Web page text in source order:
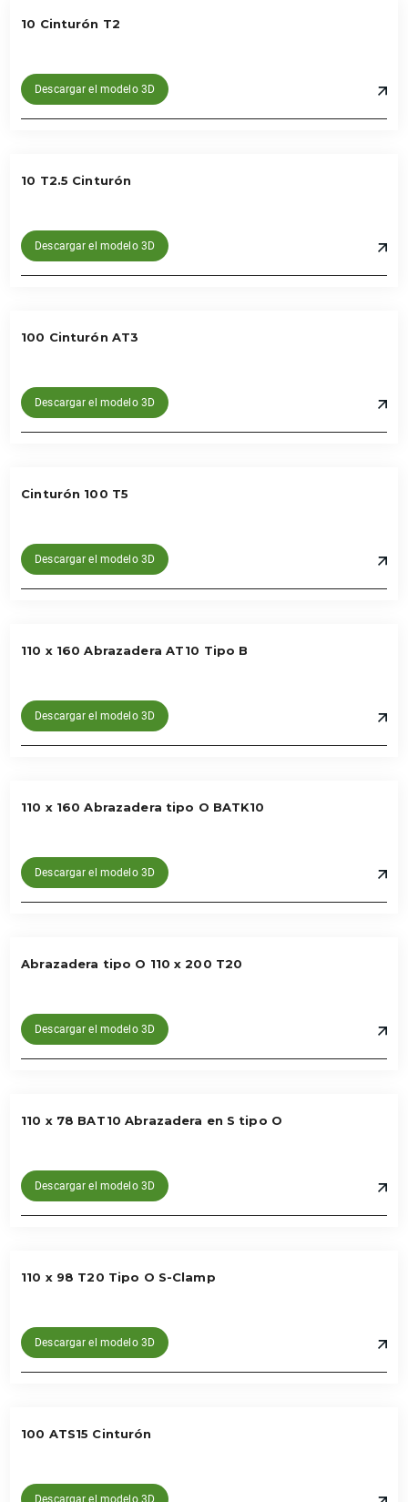
10 Cinturón T2
Descargar el modelo 3D
10 T2.5 Cinturón
Descargar el modelo 3D
100 Cinturón AT3
Descargar el modelo 3D
Cinturón 100 T5
Descargar el modelo 3D
110 x 160 Abrazadera AT10 Tipo B
Descargar el modelo 3D
110 x 160 Abrazadera tipo O BATK10
Descargar el modelo 3D
Abrazadera tipo O 110 x 200 T20
Descargar el modelo 3D
110 x 78 BAT10 Abrazadera en S tipo O
Descargar el modelo 3D
110 x 98 T20 Tipo O S-Clamp
Descargar el modelo 3D
100 ATS15 Cinturón
Descargar el modelo 3D